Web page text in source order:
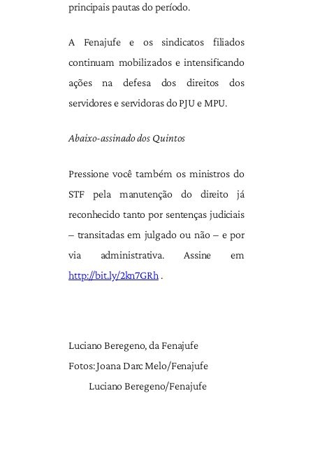
principais pautas do período.
A Fenajufe e os sindicatos filiados
continuam mobilizados e intensificando
ações na defesa dos direitos dos
servidores e servidoras do PJU e MPU.
Abaixo-assinado dos Quintos
Pressione você também os ministros do
STF pela manutenção do direito já
reconhecido tanto por sentenças judiciais
– transitadas em julgado ou não – e por
via administrativa. Assine em
http://bit.ly/2kn7GRh .
Luciano Beregeno, da Fenajufe
Fotos: Joana Darc Melo/Fenajufe
Luciano Beregeno/Fenajufe